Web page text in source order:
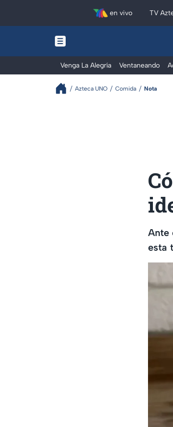
en vivo TV
Venga La Alegría Ventaneando
Azteca UNO Comida Nota
Ante
esta